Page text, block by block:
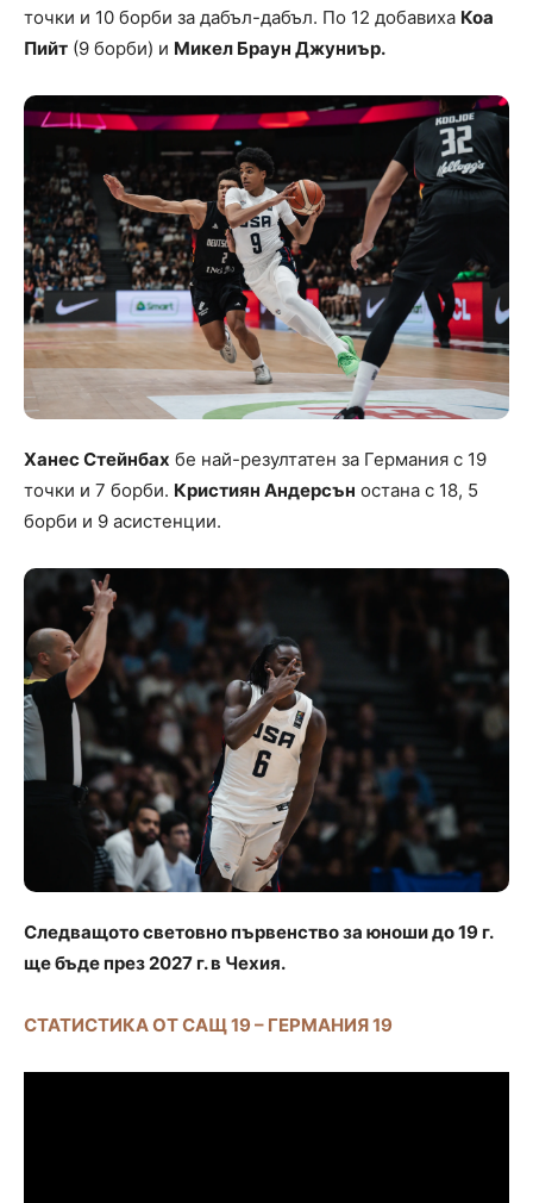
точки и 10 борби за дабъл-дабъл. По 12 добавиха Коа
Пийт (9 борби) и Микел Браун Джуниър.
Ханес Стейнбах бе най-резултатен за Германия с 19
точки и 7 борби. Кристиян Андерсън остана с 18, 5
борби и 9 асистенции.
Следващото световно първенство за юноши до 19 г.
ще бъде през 2027 г. в Чехия.
СТАТИСТИКА ОТ САЩ 19 – ГЕРМАНИЯ 19